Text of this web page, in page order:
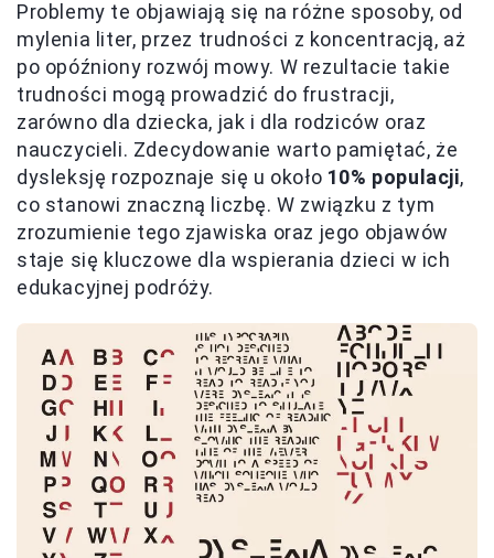
Problemy te objawiają się na różne sposoby, od
mylenia liter, przez trudności z koncentracją, aż
po opóźniony rozwój mowy. W rezultacie takie
trudności mogą prowadzić do frustracji,
zarówno dla dziecka, jak i dla rodziców oraz
nauczycieli. Zdecydowanie warto pamiętać, że
dysleksję rozpoznaje się u około 10% populacji,
co stanowi znaczną liczbę. W związku z tym
zrozumienie tego zjawiska oraz jego objawów
staje się kluczowe dla wspierania dzieci w ich
edukacyjnej podróży.